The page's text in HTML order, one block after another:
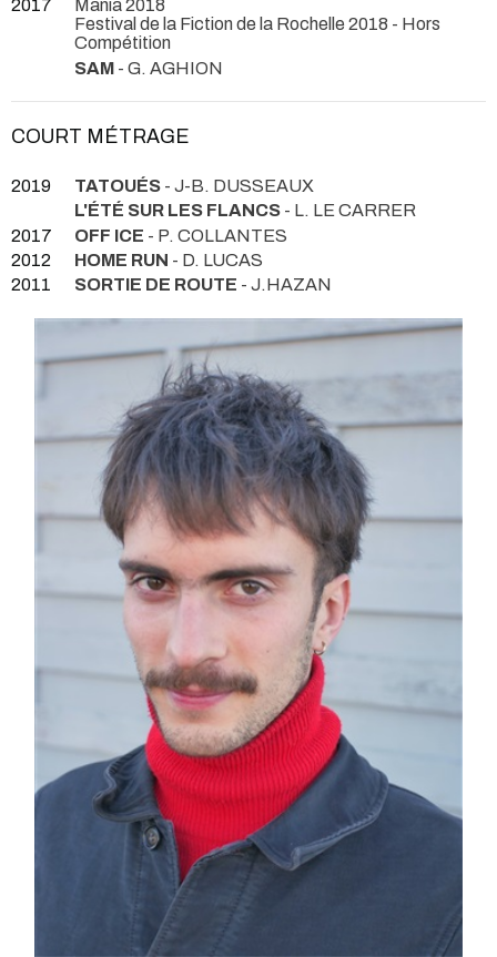
2017
Mania 2018
Festival de la Fiction de la Rochelle 2018 - Hors
Compétition
SAM - G. AGHION
COURT MÉTRAGE
2019 TATOUÉS - J-B. DUSSEAUX
L'ÉTÉ SUR LES FLANCS - L. LE CARRER
2017
OFF ICE - P. COLLANTES
2012
HOME RUN - D. LUCAS
2011
SORTIE DE ROUTE - J.HAZAN